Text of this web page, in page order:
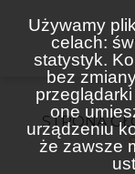
Używamy
celach:
statystyk.
bez
one
urządzeniu
że zawsze
STRONA